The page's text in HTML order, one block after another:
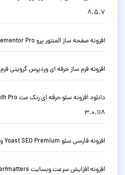
8.5.7
افزونه صفحه ساز المنتور پرو Elementor Pro وردپرس نسخه 4.2.1
افزونه فرم ساز حرفه ای وردپرس گرویتی فرم Gravity Forms نسخه 3.0.0
3.0.118
افزونه فارسی سئو Yoast SEO Premium وردپرس نسخه حرفه ای 28.1
افزونه افزایش سرعت وبسایت Perfmatters وردپرس نسخه 2.6.6